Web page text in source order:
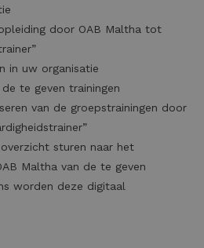
door OAB Maltha tot
in uw organisatie
te geven trainingen
van de groepstrainingen door
sturen naar het
Maltha van de te geven
worden deze digitaal